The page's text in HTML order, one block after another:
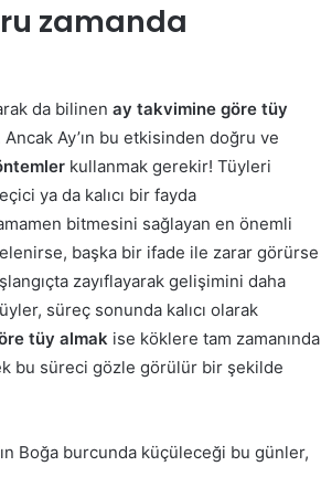
zamanda
da bilinen ay takvimine göre tüy
Ay’ın bu etkisinden doğru ve
kullanmak gerekir! Tüyleri
ya da kalıcı bir fayda
bitmesini sağlayan en önemli
başka bir ifade ile zarar görürse
zayıflayarak gelişimini daha
süreç sonunda kalıcı olarak
tüy almak ise köklere tam zamanında
bu süreci gözle görülür bir şekilde
Boğa burcunda küçüleceği bu günler,